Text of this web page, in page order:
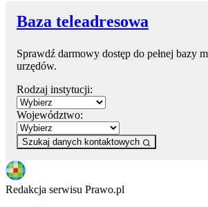
Baza teleadresowa
Sprawdź darmowy dostęp do pełnej bazy
urzędów.
Rodzaj instytucji:
Województwo:
Szukaj danych kontaktowych
Redakcja serwisu Prawo.pl